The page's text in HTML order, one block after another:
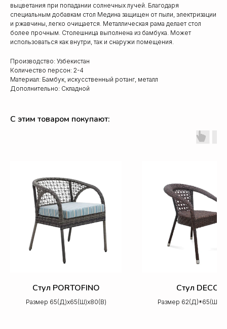
выцветания при попадании солнечных лучей. Благодаря
специальным добавкам стол Медина защищен от пыли, электризации
и ржавчины, легко очищается. Металлическая рама делает стол
более прочным. Столешница выполнена из бамбука. Может
использоваться как внутри, так и снаружи помещения.
Производство: Узбекистан
Количество персон: 2-4
Материал: Бамбук, искусственный ротанг, металл
Дополнительно: Складной
С этим товаром покупают:
Стул PORTOFINO
Размер 65(Д)х65(Ш)х80(В)
Стул DECO
Размер